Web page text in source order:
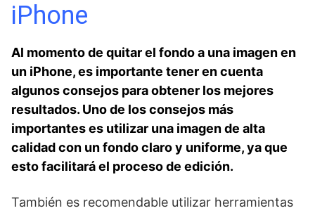
iPhone
Al momento de quitar el fondo a una imagen en
un iPhone, es importante tener⁤ en cuenta
algunos consejos para obtener los mejores
resultados. Uno de los consejos ‌más
importantes es utilizar una imagen de alta
calidad ​con un fondo ​claro y uniforme, ya que
esto facilitará ⁢el proceso de edición.
También es recomendable utilizar herramientas